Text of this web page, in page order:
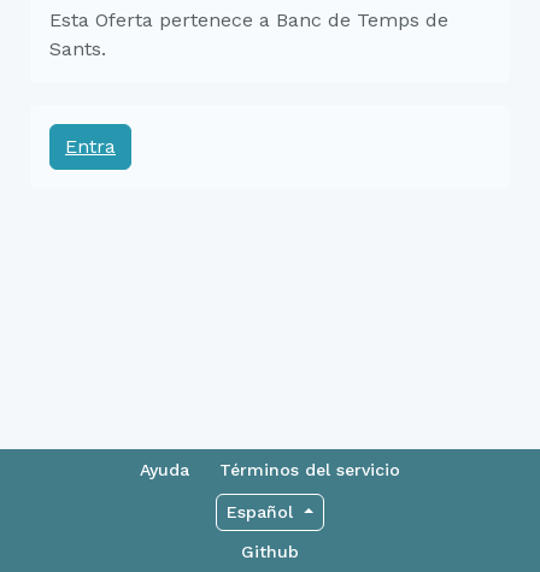
Esta Oferta pertenece a Banc de Temps de
Sants.
Entra
Ayuda Términos del servicio
Español
Github